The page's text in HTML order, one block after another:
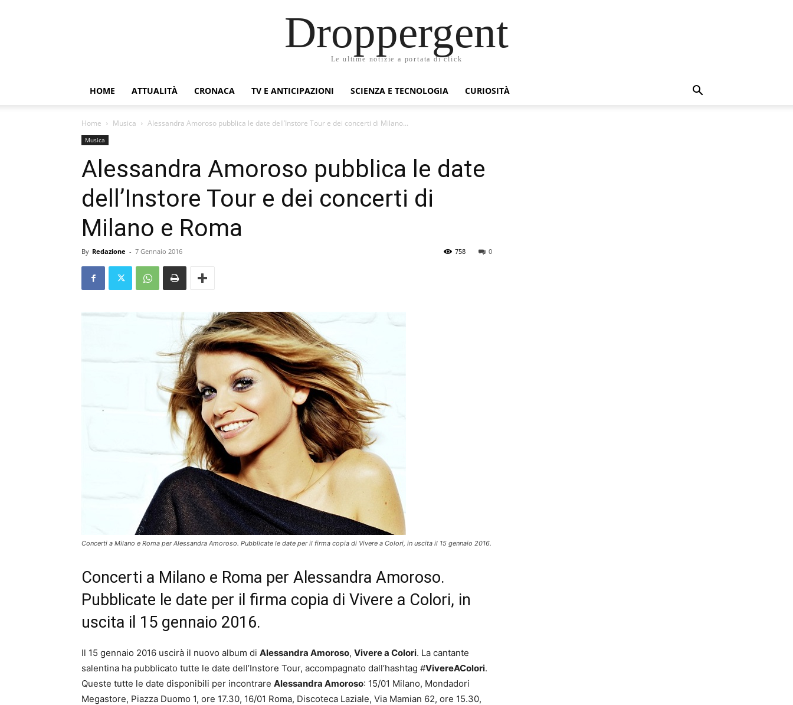
Droppergent
Le ultime notizie a portata di click
HOME ATTUALITÀ CRONACA TV E ANTICIPAZIONI SCIENZA E TECNOLOGIA CURIOSITÀ
Home Musica Alessandra Amoroso pubblica le date dell’Instore Tour e dei concerti di Milano...
Musica
Alessandra Amoroso pubblica le date
dell’Instore Tour e dei concerti di
Milano e Roma
By Redazione - 7 Gennaio 2016 0
758
Concerti a Milano e Roma per Alessandra Amoroso. Pubblicate le date per il firma copia di Vivere a Colori, in uscita il 15 gennaio 2016.
Concerti a Milano e Roma per Alessandra Amoroso.
Pubblicate le date per il firma copia di Vivere a Colori, in
uscita il 15 gennaio 2016.
Il 15 gennaio 2016 uscirà il nuovo album di Alessandra Amoroso, Vivere a Colori. La cantante
salentina ha pubblicato tutte le date dell’Instore Tour, accompagnato dall’hashtag #VivereAColori.
Queste tutte le date disponibili per incontrare Alessandra Amoroso: 15/01 Milano, Mondadori
Megastore, Piazza Duomo 1, ore 17.30, 16/01 Roma, Discoteca Laziale, Via Mamian 62, ore 15.30,